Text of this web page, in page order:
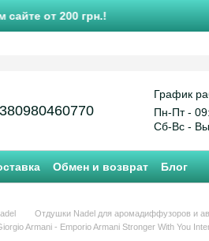
сайте от 200 грн.!
График
Пн-Пт -
Сб-Вс -
Обмен и возврат
Блог
Отдушки Nadel для аромадиффузоров и
Armani - Emporio Armani Stronger With You